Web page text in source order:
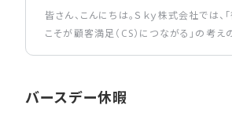
グ）
皆さん、こんにちは。Ｓｋｙ株式会社では、
こそが顧客満足（CS）につながる」の考え
金」についてご紹介します。
バースデー休暇